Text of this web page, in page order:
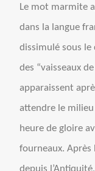
Le mot marmite
dans la langue
dissimulé sous
des “vaisseaux
apparaissent
attendre le
heure de gloire
fourneaux. Après
depuis